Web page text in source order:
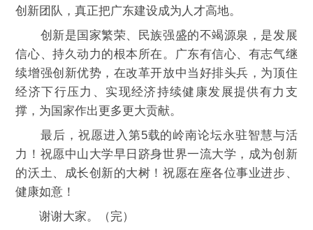
创新团队，真正把广东建设成为人才高地。
创新是国家繁荣、民族强盛的不竭源泉，是发展
信心、持久动力的根本所在。广东有信心、有志气继
续增强创新优势，在改革开放中当好排头兵，为顶住
经济下行压力、实现经济持续健康发展提供有力支
撑，为国家作出更多更大贡献。
最后，祝愿进入第5载的岭南论坛永驻智慧与活
力！祝愿中山大学早日跻身世界一流大学，成为创新
的沃土、成长创新的大树！祝愿在座各位事业进步、
健康如意！
谢谢大家。（完）